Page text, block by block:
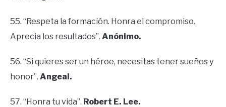
55. “Respeta la formación. Honra el compromiso.
Aprecia los resultados”. Anónimo.
56. “Si quieres ser un héroe, necesitas tener sueños y
honor”. Angeal.
57. “Honra tu vida”. Robert E. Lee.